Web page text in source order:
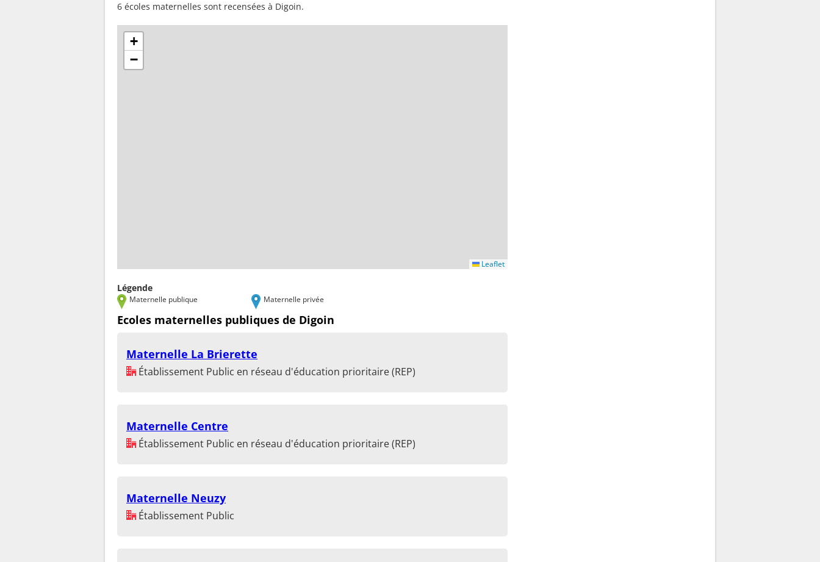
6 écoles maternelles sont recensées à Digoin.
+
−
Leaflet
Légende
Maternelle publique Maternelle privée
Ecoles maternelles publiques de Digoin
Maternelle La Brierette
Établissement Public en réseau d'éducation prioritaire (REP)
Maternelle Centre
Établissement Public en réseau d'éducation prioritaire (REP)
Maternelle Neuzy
Établissement Public